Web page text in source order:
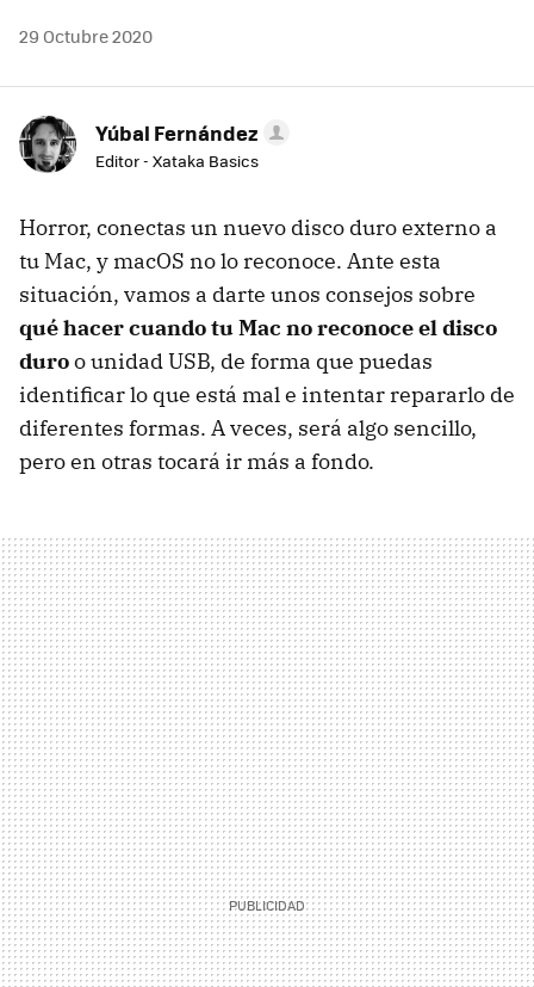
29 Octubre 2020
Yúbal Fernández
Editor - Xataka Basics
Horror, conectas un nuevo disco duro externo a
tu Mac, y macOS no lo reconoce. Ante esta
situación, vamos a darte unos consejos sobre
qué hacer cuando tu Mac no reconoce el disco
duroo unidad USB, de forma que puedas
identificar lo que está mal e intentar repararlo de
diferentes formas. A veces, será algo sencillo,
pero en otras tocará ir más a fondo.